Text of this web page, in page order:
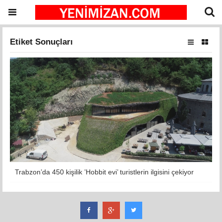
Etiket Sonuçları
Trabzon’da 450 kişilik ’Hobbit evi’ turistlerin ilgisini çekiyor